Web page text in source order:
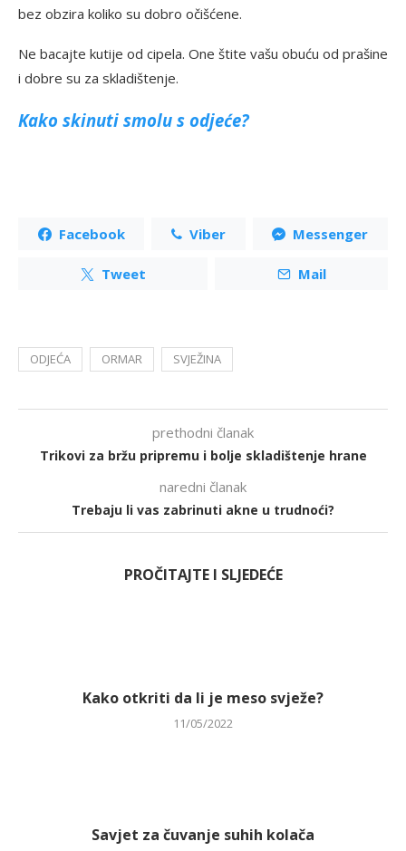
bez obzira koliko su dobro očišćene.
Ne bacajte kutije od cipela. One štite vašu obuću od prašine
i dobre su za skladištenje.
Kako skinuti smolu s odjeće?
Facebook Viber Messenger
Tweet Mail
ODJEĆA ORMAR SVJEŽINA
prethodni članak
Trikovi za bržu pripremu i bolje skladištenje hrane
naredni članak
Trebaju li vas zabrinuti akne u trudnoći?
PROČITAJTE I SLJEDEĆE
Kako otkriti da li je meso svježe?
11/05/2022
Savjet za čuvanje suhih kolača